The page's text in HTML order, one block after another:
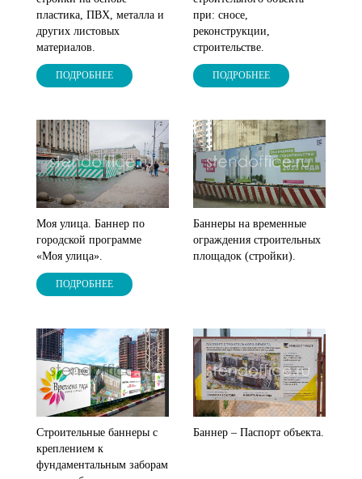
пластика, ПВХ, металла и
других листовых
материалов.
ПОДРОБНЕЕ
при: сносе,
реконструкции,
строительстве.
ПОДРОБНЕЕ
Моя улица. Баннер по
городской программе
«Моя улица».
ПОДРОБНЕЕ
Баннеры на временные
ограждения строительных
площадок (стройки).
Строительные баннеры с
креплением к
фундаментальным заборам
Баннер – Паспорт объекта.